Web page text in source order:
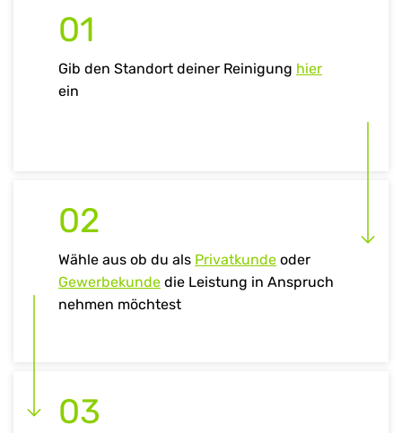
01
Gib den Standort deiner Reinigung hier
ein
02
Wähle aus ob du als Privatkunde oder
Gewerbekunde die Leistung in Anspruch
nehmen möchtest
03